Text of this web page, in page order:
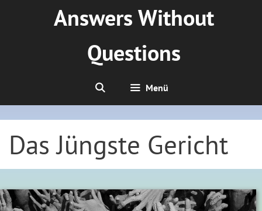
Answers Without
Questions
Menü
Das Jüngste Gericht